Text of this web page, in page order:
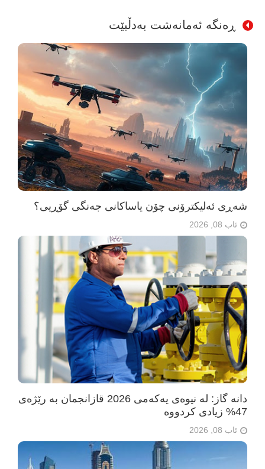
ڕەنگە ئەمانەشت بەدڵبێت
شەڕی ئەلیکترۆنی چۆن یاساکانی جەنگی گۆڕیی؟
ئاب 08, 2026
دانە گاز: لە نیوەی یەکەمی 2026 قازانجمان بە رێژەی
47% زیادی کردووە
ئاب 08, 2026